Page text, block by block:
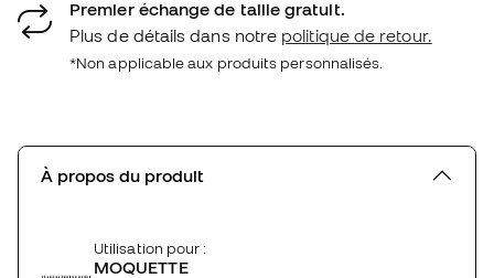
Premier échange de taille gratuit.
Plus de détails dans notre politique de retour.
*Non applicable aux produits personnalisés.
À propos du produit
Utilisation pour :
MOQUETTE